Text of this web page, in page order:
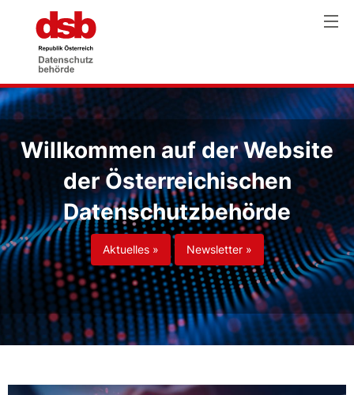
Willkommen auf der Website
der Österreichischen
Datenschutzbehörde
Aktuelles » Newsletter »